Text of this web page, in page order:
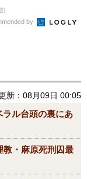
)
by
新：08月09日 00:05
ル台頭の裏にあ
・麻原死刑囚最